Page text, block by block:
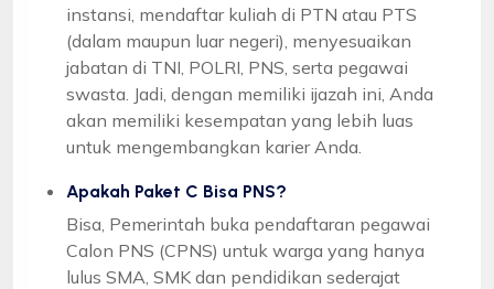
instansi, mendaftar kuliah di PTN atau PTS
(dalam maupun luar negeri), menyesuaikan
jabatan di TNI, POLRI, PNS, serta pegawai
swasta. Jadi, dengan memiliki ijazah ini, Anda
akan memiliki kesempatan yang lebih luas
untuk mengembangkan karier Anda.
Apakah Paket C Bisa PNS?
Bisa, Pemerintah buka pendaftaran pegawai
Calon PNS (CPNS) untuk warga yang hanya
lulus SMA, SMK dan pendidikan sederajat